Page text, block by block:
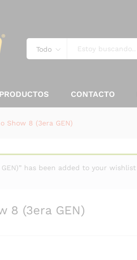
Todo
PRODUCTOS CONTACTO
Show 8 (3era GEN)
GEN)” has been added to your wishlist
8 (3era GEN)